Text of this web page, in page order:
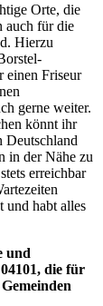
Orte, die
auch für die
Hierzu
einen Friseur
gerne weiter.
könnt ihr
Deutschland
in der Nähe zu
erreichbar
und habt alles
und
die für